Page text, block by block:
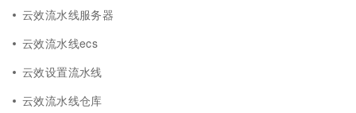
云效流水线服务器
云效流水线ecs
云效设置流水线
云效流水线仓库